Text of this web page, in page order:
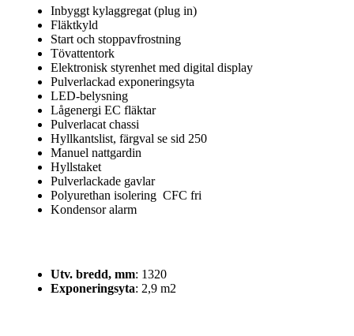
Inbyggt kylaggregat (plug in)
Fläktkyld
Start och stoppavfrostning
Tövattentork
Elektronisk styrenhet med digital display
Pulverlackad exponeringsyta
LED-belysning
Lågenergi EC fläktar
Pulverlacat chassi
Hyllkantslist, färgval se sid 250
Manuel nattgardin
Hyllstaket
Pulverlackade gavlar
Polyurethan isolering CFC fri
Kondensor alarm
Utv. bredd, mm: 1320
Exponeringsyta: 2,9 m2